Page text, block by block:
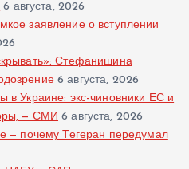
6 августа, 2026
заявление о вступлении
Стефанишина
6 августа, 2026
в Украине: экс-чиновники ЕС и
— СМИ 6 августа, 2026
— почему Тегеран передумал